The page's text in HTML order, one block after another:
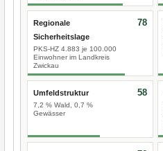
Regionale
Sicherheitslage
PKS-HZ 4.883 je 100.000
Einwohner im Landkreis
Zwickau
78
Umfeldstruktur
7,2 % Wald, 0,7 %
Gewässer
58